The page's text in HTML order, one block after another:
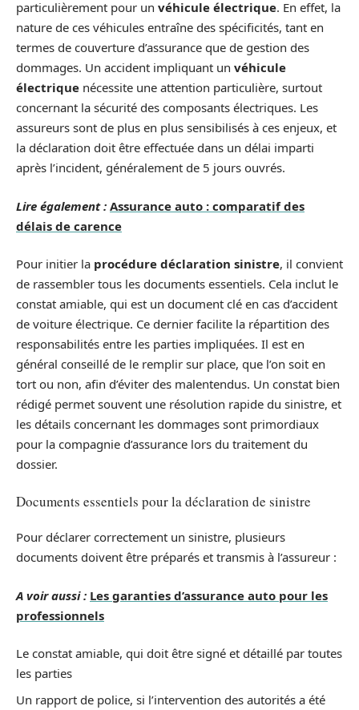
particulièrement pour un véhicule électrique. En effet, la
nature de ces véhicules entraîne des spécificités, tant en
termes de couverture d’assurance que de gestion des
dommages. Un accident impliquant un véhicule
électrique nécessite une attention particulière, surtout
concernant la sécurité des composants électriques. Les
assureurs sont de plus en plus sensibilisés à ces enjeux, et
la déclaration doit être effectuée dans un délai imparti
après l’incident, généralement de 5 jours ouvrés.
Lire également : Assurance auto : comparatif des
délais de carence
Pour initier la procédure déclaration sinistre, il convient
de rassembler tous les documents essentiels. Cela inclut le
constat amiable, qui est un document clé en cas d’accident
de voiture électrique. Ce dernier facilite la répartition des
responsabilités entre les parties impliquées. Il est en
général conseillé de le remplir sur place, que l’on soit en
tort ou non, afin d’éviter des malentendus. Un constat bien
rédigé permet souvent une résolution rapide du sinistre, et
les détails concernant les dommages sont primordiaux
pour la compagnie d’assurance lors du traitement du
dossier.
Documents essentiels pour la déclaration de sinistre
Pour déclarer correctement un sinistre, plusieurs
documents doivent être préparés et transmis à l’assureur :
A voir aussi : Les garanties d’assurance auto pour les
professionnels
Le constat amiable, qui doit être signé et détaillé par toutes
les parties
Un rapport de police, si l’intervention des autorités a été